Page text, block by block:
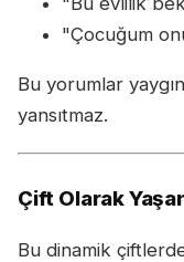
"Çocuğum
Bu yorumlar
yansıtmaz.
Çift Olarak
Bu dinamik